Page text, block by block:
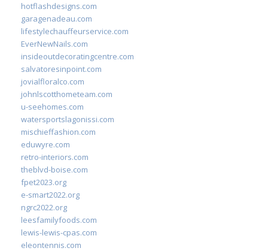
hotflashdesigns.com
garagenadeau.com
lifestylechauffeurservice.com
EverNewNails.com
insideoutdecoratingcentre.com
salvatoresinpoint.com
jovialfloralco.com
johnlscotthometeam.com
u-seehomes.com
watersportslagonissi.com
mischieffashion.com
eduwyre.com
retro-interiors.com
theblvd-boise.com
fpet2023.org
e-smart2022.org
ngrc2022.org
leesfamilyfoods.com
lewis-lewis-cpas.com
eleontennis.com